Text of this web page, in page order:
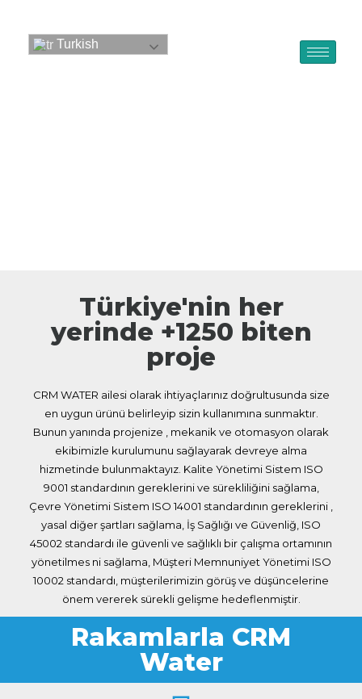
Turkish
Türkiye'nin her
yerinde +1250 biten
proje
CRM WATER ailesi olarak ihtiyaçlarınız doğrultusunda size
en uygun ürünü belirleyip sizin kullanımına sunmaktır.
Bunun yanında projenize , mekanik ve otomasyon olarak
ekibimizle kurulumunu sağlayarak devreye alma
hizmetinde bulunmaktayız. Kalite Yönetimi Sistem ISO
9001 standardının gereklerini ve sürekliliğini sağlama,
Çevre Yönetimi Sistem ISO 14001 standardının gereklerini ,
yasal diğer şartları sağlama, İş Sağlığı ve Güvenliğ, ISO
45002 standardı ile güvenli ve sağlıklı bir çalışma ortamının
yönetilmes ni sağlama, Müşteri Memnuniyet Yönetimi ISO
10002 standardı, müşterilerimizin görüş ve düşüncelerine
önem vererek sürekli gelişme hedeflenmiştir.
Rakamlarla CRM
Water